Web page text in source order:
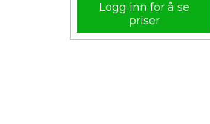
Logg inn for å se
priser